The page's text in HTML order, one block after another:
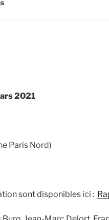
2021
Paris Nord)
sont disponibles ici :